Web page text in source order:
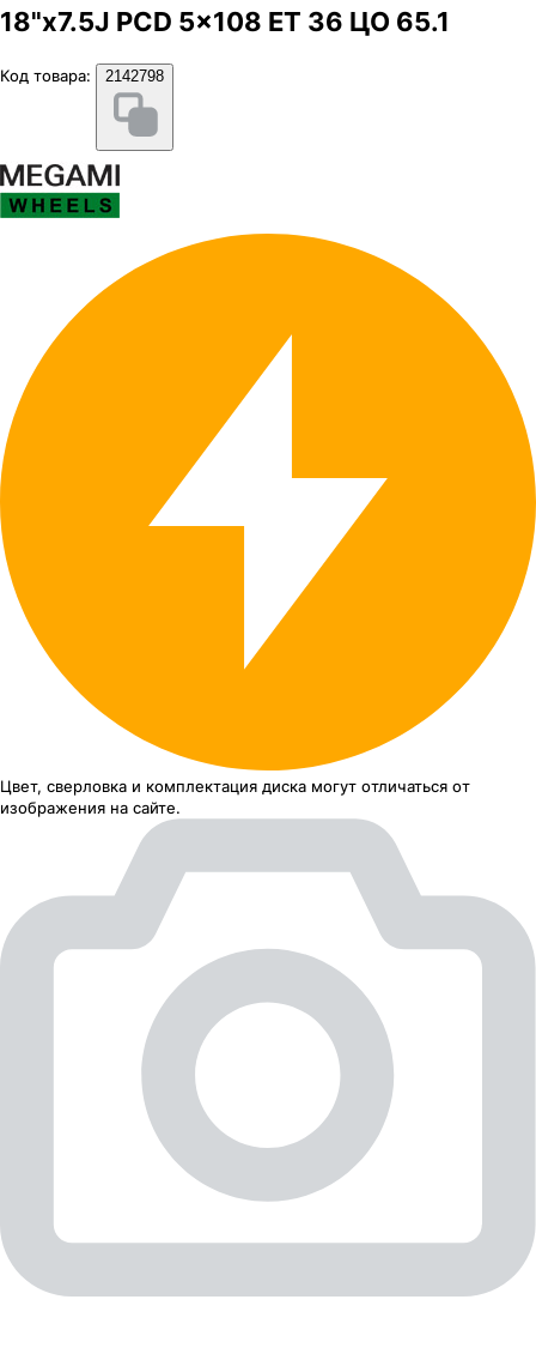
18"x7.5J PCD 5x108 ЕТ 36 ЦО 65.1
Код товара: 2142798
Цвет, сверловка и комплектация диска могут отличаться от
изображения на сайте.